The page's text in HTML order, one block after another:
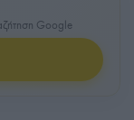
Google